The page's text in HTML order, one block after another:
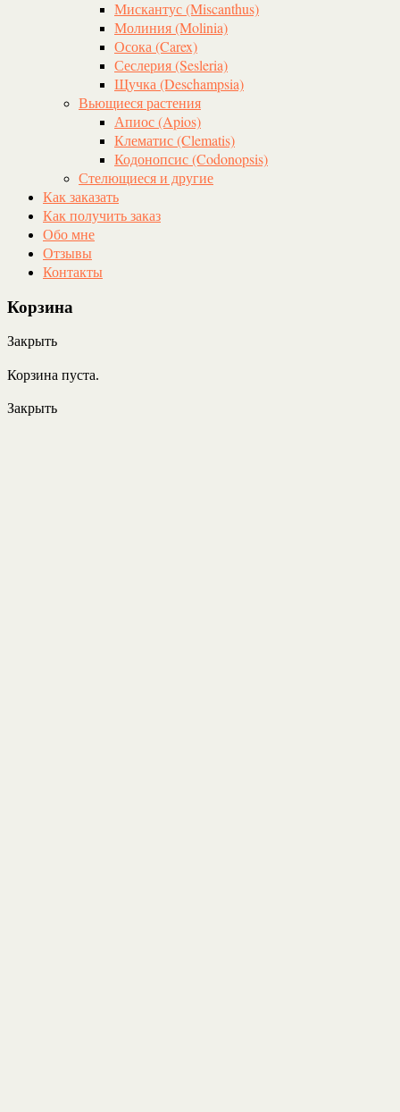
Мискантус (Miscanthus)
Молиния (Molinia)
Осока (Carex)
Сеслерия (Sesleria)
Щучка (Deschampsia)
Вьющиеся растения
Апиос (Apios)
Клематис (Clematis)
Кодонопсис (Codonopsis)
Стелющиеся и другие
Как заказать
Как получить заказ
Обо мне
Отзывы
Контакты
Корзина
Закрыть
Корзина пуста.
Закрыть